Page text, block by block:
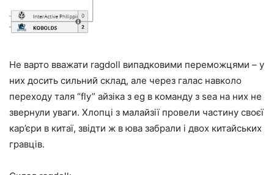
Не варто вважати ragdoll випадковими переможцями – у
них досить сильний склад, але через галас навколо
переходу таля “fly” айзіка з eg в команду з sea на них не
звернули уваги. Хлопці з малайзії провели частину своєї
кар’єри в китаї, звідти ж в юва забрали і двох китайських
гравців.